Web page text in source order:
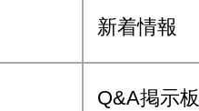
新着情報
Q&A掲示板